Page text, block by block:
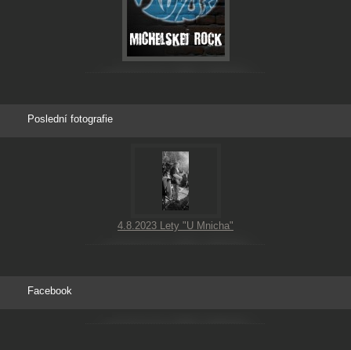
Poslední fotografie
4.8.2023 Lety "U Mnicha"
Facebook